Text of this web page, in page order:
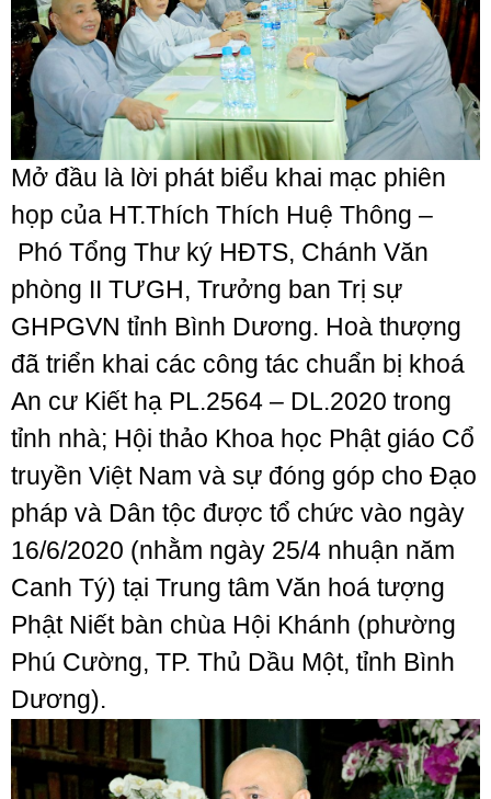
Mở đầu là lời phát biểu khai mạc phiên
họp của HT.Thích Thích Huệ Thông –
Phó Tổng Thư ký HĐTS, Chánh Văn
phòng II TƯGH, Trưởng ban Trị sự
GHPGVN tỉnh Bình Dương. Hoà thượng
đã triển khai các công tác chuẩn bị khoá
An cư Kiết hạ PL.2564 – DL.2020 trong
tỉnh nhà; Hội thảo Khoa học Phật giáo Cổ
truyền Việt Nam và sự đóng góp cho Đạo
pháp và Dân tộc được tổ chức vào ngày
16/6/2020 (nhằm ngày 25/4 nhuận năm
Canh Tý) tại Trung tâm Văn hoá tượng
Phật Niết bàn chùa Hội Khánh (phường
Phú Cường, TP. Thủ Dầu Một, tỉnh Bình
Dương).